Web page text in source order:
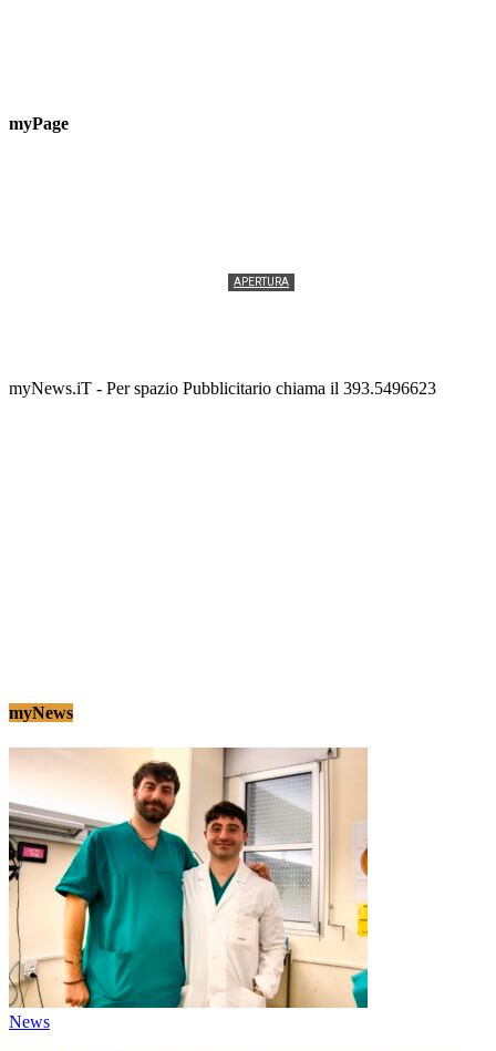
myPage
APERTURA
myNews.iT - Per spazio Pubblicitario chiama il 393.5496623
myNews
News